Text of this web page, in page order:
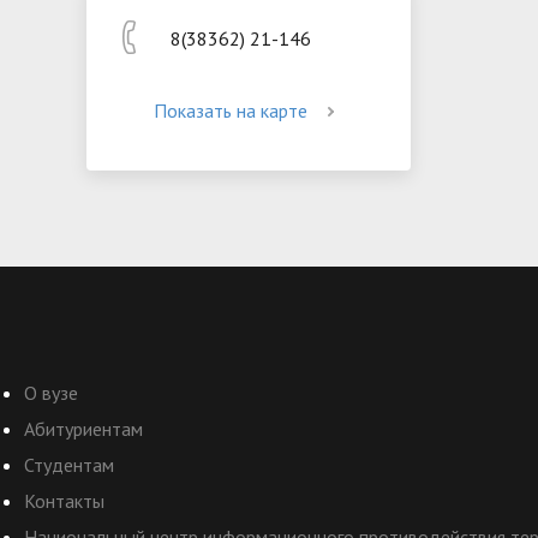
8(38362) 21-146
Показать на карте
О вузе
Абитуриентам
Студентам
Контакты